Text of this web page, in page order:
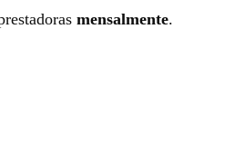
mensalmente.